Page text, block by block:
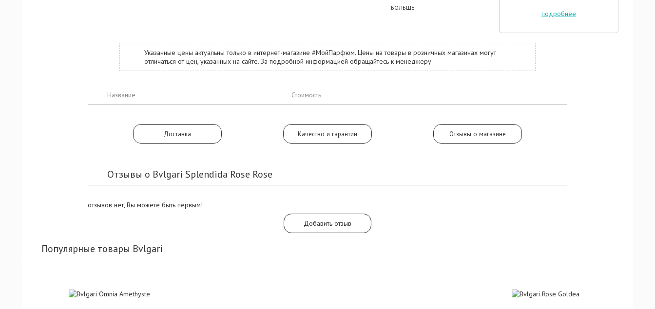
гармоничности ее звучания позаботилась
начнет наполняться вступительными мотивами
мандарина и ежевики. Середина композиции,
как уже было сказано, отдана во власть
БОЛЬШЕ
подробнее
Указанные цены актуальны только в интернет-магазине #МойПарфюм. Цены на товары в розничных магазинах могут
отличаться от цен, указанных на сайте. За подробной информацией обращайтесь к менеджеру
Название Стоимость
Доставка Качество и гарантии Отзывы о магазине
Отзывы о Bvlgari Splendida Rose Rose
отзывов нет, Вы можете быть первым!
Добавить отзыв
Популярные товары Bvlgari